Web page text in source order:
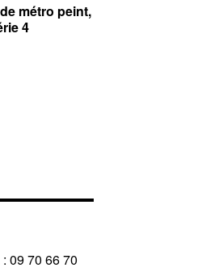
métro peint,
4
09 70 66 70